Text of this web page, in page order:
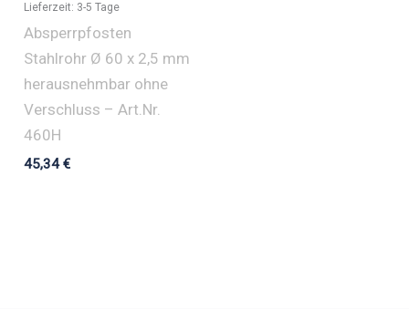
Lieferzeit: 3-5 Tage
Absperrpfosten
Stahlrohr Ø 60 x 2,5 mm
herausnehmbar ohne
Verschluss – Art.Nr.
460H
45,34€